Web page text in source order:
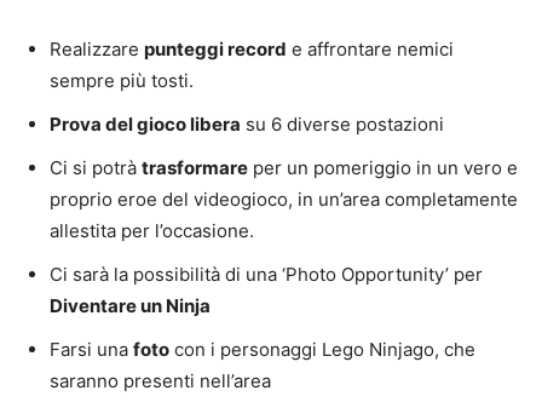
Realizzare punteggi record e affrontare nemici
sempre più tosti.
Prova del gioco libera su 6 diverse postazioni
Ci si potrà trasformare per un pomeriggio in un vero e
proprio eroe del videogioco, in un’area completamente
allestita per l’occasione.
Ci sarà la possibilità di una ‘Photo Opportunity’ per
Diventare un Ninja
Farsi una foto con i personaggi Lego Ninjago, che
saranno presenti nell’area